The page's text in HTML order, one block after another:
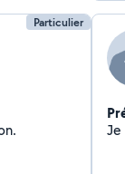
Particulier